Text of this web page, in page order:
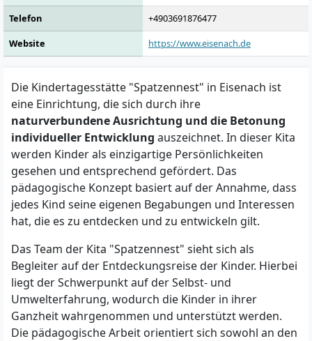
Telefon
+4903691876477
Website
https://www.eisenach.de
Die Kindertagesstätte "Spatzennest" in Eisenach ist
eine Einrichtung, die sich durch ihre
naturverbundene Ausrichtung und die Betonung
individueller Entwicklung auszeichnet. In dieser Kita
werden Kinder als einzigartige Persönlichkeiten
gesehen und entsprechend gefördert. Das
pädagogische Konzept basiert auf der Annahme, dass
jedes Kind seine eigenen Begabungen und Interessen
hat, die es zu entdecken und zu entwickeln gilt.
Das Team der Kita "Spatzennest" sieht sich als
Begleiter auf der Entdeckungsreise der Kinder. Hierbei
liegt der Schwerpunkt auf der Selbst- und
Umwelterfahrung, wodurch die Kinder in ihrer
Ganzheit wahrgenommen und unterstützt werden.
Die pädagogische Arbeit orientiert sich sowohl an den